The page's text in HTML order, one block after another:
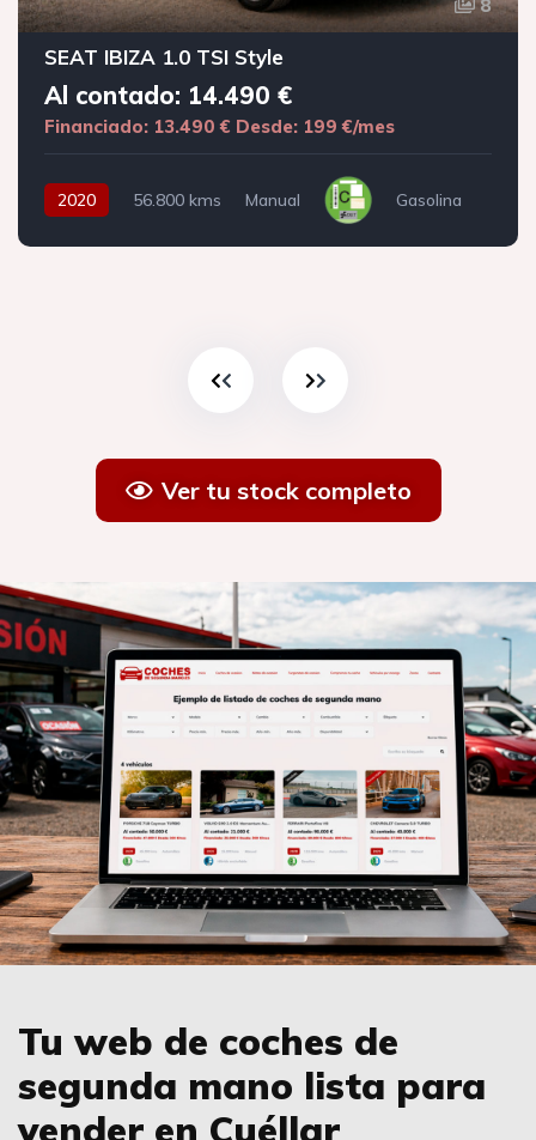
8
SEAT IBIZA 1.0 TSI Style
Al contado: 14.490 €
Financiado: 13.490 € Desde: 199 €/mes
2020 56.800 kms Manual Gasolina
Ver tu stock completo
Tu web de coches de
segunda mano lista para
vender en Cuéllar